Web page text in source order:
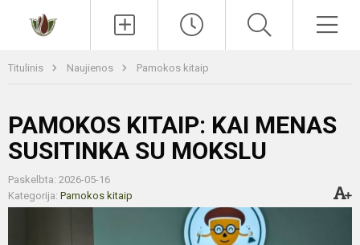
Titulinis Naujienos Pamokos kitaip
PAMOKOS KITAIP: KAI MENAS
SUSITINKA SU MOKSLU
Paskelbta: 2026-05-16
Kategorija: Pamokos kitaip